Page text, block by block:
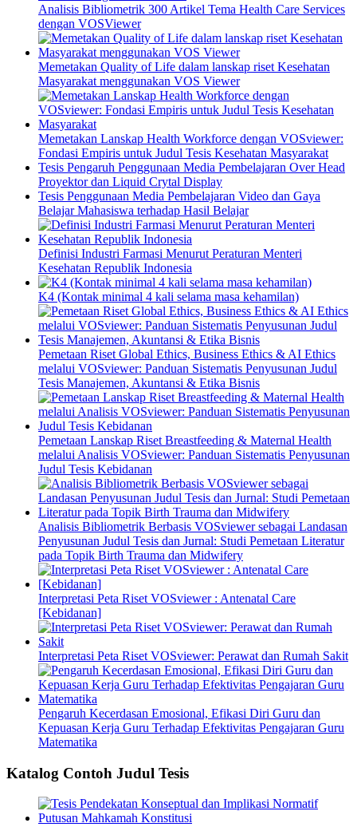
Analisis Bibliometrik 300 Artikel Tema Health Care Services
dengan VOSViewer
Memetakan Quality of Life dalam lanskap riset Kesehatan
Masyarakat menggunakan VOS Viewer
Memetakan Lanskap Health Workforce dengan VOSviewer:
Fondasi Empiris untuk Judul Tesis Kesehatan Masyarakat
Tesis Pengaruh Penggunaan Media Pembelajaran Over Head
Proyektor dan Liquid Crytal Display
Tesis Penggunaan Media Pembelajaran Video dan Gaya
Belajar Mahasiswa terhadap Hasil Belajar
Definisi Industri Farmasi Menurut Peraturan Menteri
Kesehatan Republik Indonesia
K4 (Kontak minimal 4 kali selama masa kehamilan)
Pemetaan Riset Global Ethics, Business Ethics & AI Ethics
melalui VOSviewer: Panduan Sistematis Penyusunan Judul
Tesis Manajemen, Akuntansi & Etika Bisnis
Pemetaan Lanskap Riset Breastfeeding & Maternal Health
melalui Analisis VOSviewer: Panduan Sistematis Penyusunan
Judul Tesis Kebidanan
Analisis Bibliometrik Berbasis VOSviewer sebagai Landasan
Penyusunan Judul Tesis dan Jurnal: Studi Pemetaan Literatur
pada Topik Birth Trauma dan Midwifery
Interpretasi Peta Riset VOSviewer : Antenatal Care
[Kebidanan]
Interpretasi Peta Riset VOSviewer: Perawat dan Rumah Sakit
Pengaruh Kecerdasan Emosional, Efikasi Diri Guru dan
Kepuasan Kerja Guru Terhadap Efektivitas Pengajaran Guru
Matematika
Katalog Contoh Judul Tesis